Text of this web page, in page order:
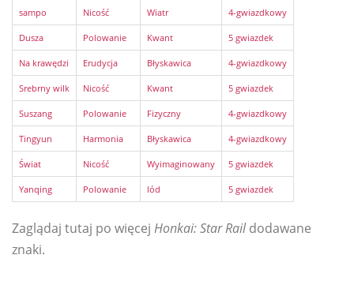
sampo Nicość Wiatr 4-gwiazdkowy
Dusza Polowanie Kwant 5 gwiazdek
Na krawędzi Erudycja Błyskawica 4-gwiazdkowy
Srebrny wilk Nicość Kwant 5 gwiazdek
Suszang Polowanie Fizyczny 4-gwiazdkowy
Tingyun Harmonia Błyskawica 4-gwiazdkowy
Świat Nicość Wyimaginowany 5 gwiazdek
Yanqing Polowanie lód 5 gwiazdek
Zaglądaj tutaj po więcej Honkai: Star Raildodawane
znaki.